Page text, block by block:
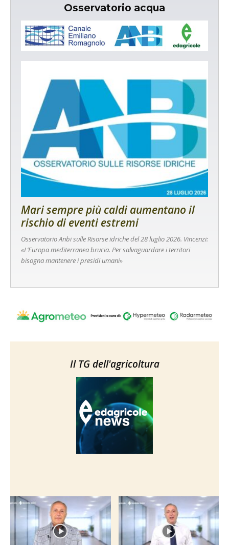
Osservatorio acqua
Mari sempre più caldi aumentano il
rischio di eventi estremi
Osservatorio Anbi sulle Risorse idriche del 28 luglio 2026. Vincenzi:
«L’Europa mediterranea brucia. Per salvaguardare i territori
bisogna mantenere i presidi umani»
Il TG dell'agricoltura